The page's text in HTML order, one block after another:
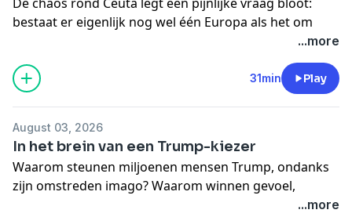
-Website /Nieuwsbrief
-Substack
bestaat er eigenlijk nog wel één Europa als het om
🎧 Meer horen:
In gesprek met Paul Krugman
🔔 Meer van ons:
-Instagram
-Website/Nieuwsbrief
-Substack
...more
31min Play
August 03, 2026
In het brein van een Trump-kiezer
Waarom steunen miljoenen mensen Trump, ondanks
zijn omstreden imago? Waarom winnen gevoel,
...more